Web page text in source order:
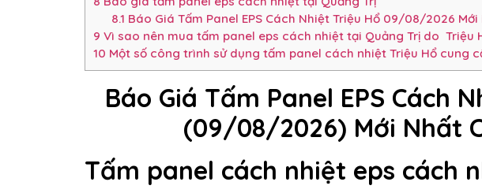
8.1 Báo Giá Tấm Panel EPS Cách Nhiệt Triệu Hổ 09/08/2026
9 Vì sao nên mua tấm panel eps cách nhiệt tại Quảng Trị do Triệu
10 Một số công trình sử dụng tấm panel cách nhiệt Triệu Hổ cung
Báo Giá Tấm Panel EPS Cách
(09/08/2026) Mới Nhất
Tấm panel cách nhiệt eps cách